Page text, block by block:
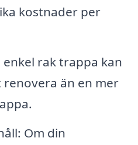
kostnader per
enkel rak trappa kan
än en mer
Om din